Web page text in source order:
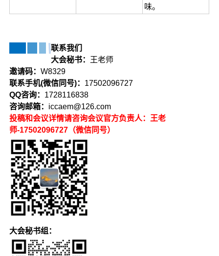
味。
联系我们
大会秘书：
王老师
邀请码：W8329
联系手机(微信同号)： 17502096727
QQ咨询： 1728116838
咨询邮箱： iccaem@126.com
投稿和会议详情请咨询会议官方负责人：
王老
师-17502096727（微信同号）
大会秘书组：